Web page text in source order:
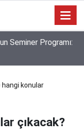
Seminer Programı:
hangi konular
çıkacak?